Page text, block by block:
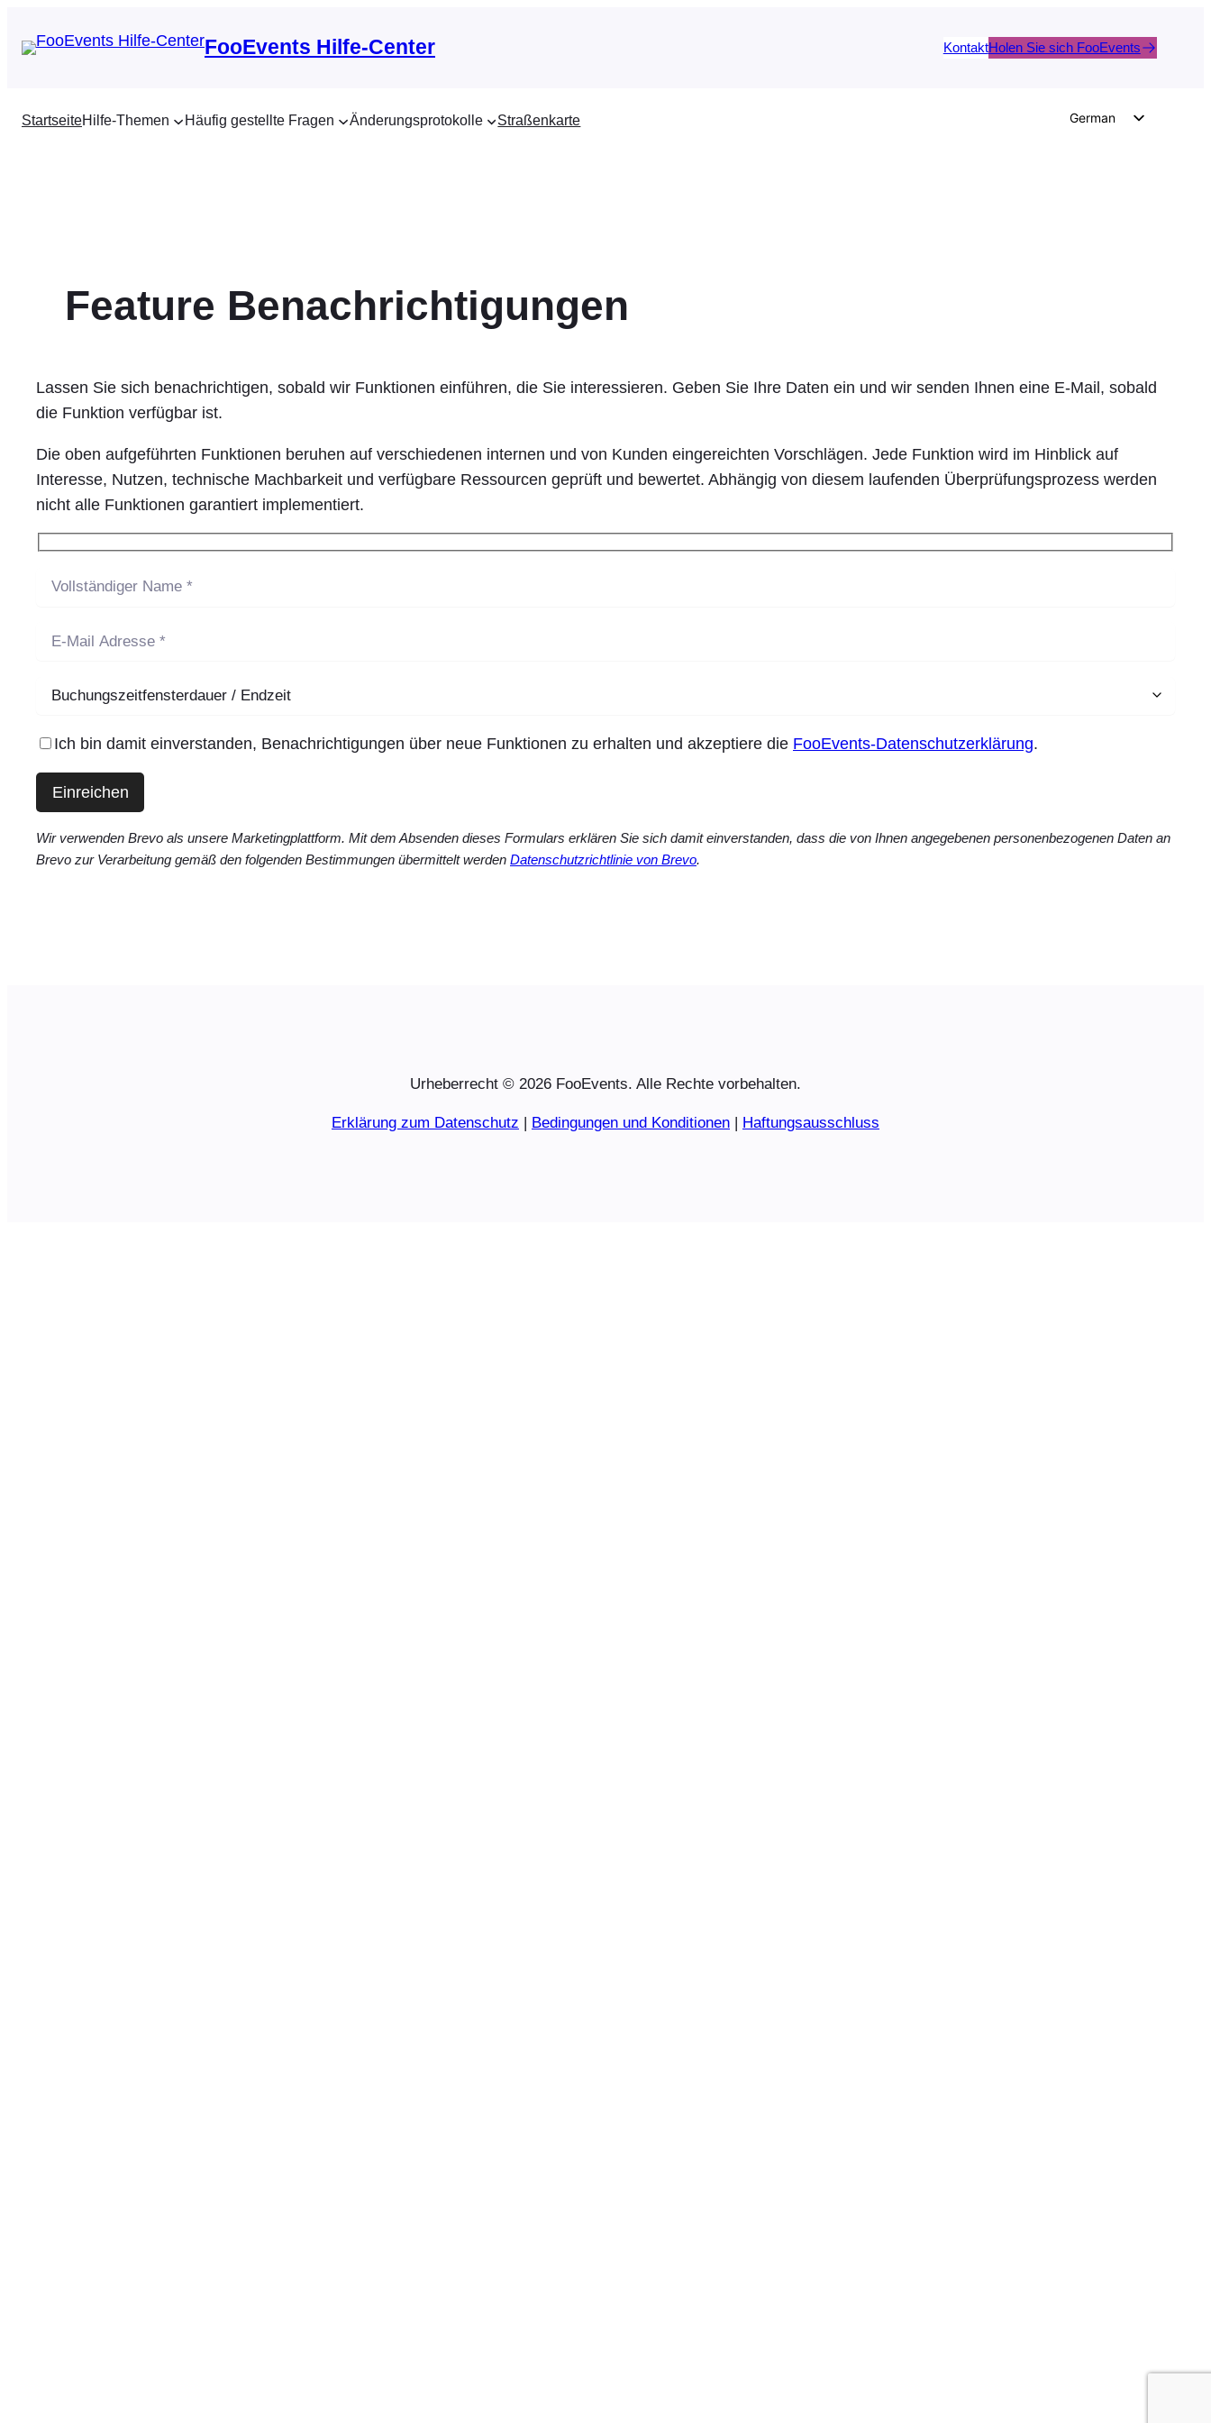
Inhalt
FooEvents Hilfe-Center KontaktHolen Sie sich FooEvents
StartseiteHilfe-Themen Häufig gestellte Fragen Änderungsprotokolle Straßenkarte
German
Greek
Feature Benachrichtigungen
Lassen Sie sich benachrichtigen, sobald wir Funktionen einführen, die Sie interessieren. Geben Sie Ihre Daten ein und wir senden Ihnen eine E-Mail, sobald
die Funktion verfügbar ist.
Die oben aufgeführten Funktionen beruhen auf verschiedenen internen und von Kunden eingereichten Vorschlägen. Jede Funktion wird im Hinblick auf
Interesse, Nutzen, technische Machbarkeit und verfügbare Ressourcen geprüft und bewertet. Abhängig von diesem laufenden Überprüfungsprozess werden
nicht alle Funktionen garantiert implementiert.
Ich bin damit einverstanden, Benachrichtigungen über neue Funktionen zu erhalten und akzeptiere die FooEvents-Datenschutzerklärung.
Wir verwenden Brevo als unsere Marketingplattform. Mit dem Absenden dieses Formulars erklären Sie sich damit einverstanden, dass die von Ihnen angegebenen personenbezogenen Daten an
Brevo zur Verarbeitung gemäß den folgenden Bestimmungen übermittelt werden Datenschutzrichtlinie von Brevo.
Urheberrecht © 2026 FooEvents. Alle Rechte vorbehalten.
Erklärung zum Datenschutz | Bedingungen und Konditionen | Haftungsausschluss